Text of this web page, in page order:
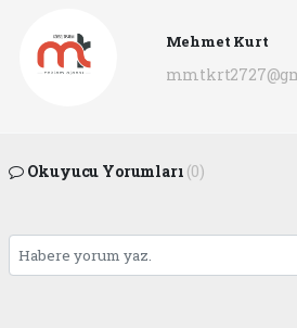
Mehmet Kurt
Okuyucu Yorumları (0)